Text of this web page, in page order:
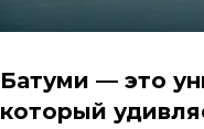
Батуми — это
который